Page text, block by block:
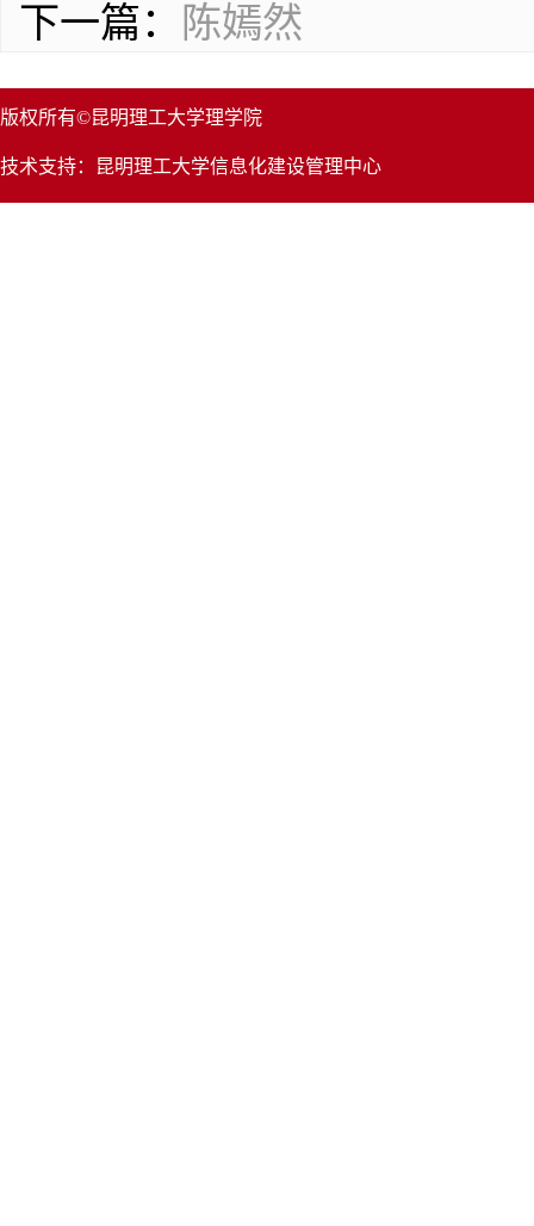
下一篇： 陈嫣然
版权所有©昆明理工大学理学院
技术支持：昆明理工大学信息化建设管理中心